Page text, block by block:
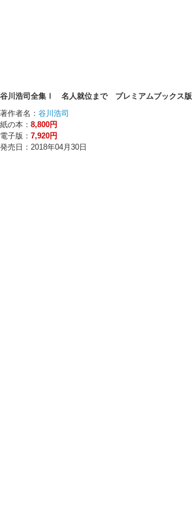
谷川浩司全集Ⅰ 名人就位まで プレミアムブックス版
著作者名： 谷川浩司
紙の本： 8,800円
電子版： 7,920円
発売日：2018年04月30日